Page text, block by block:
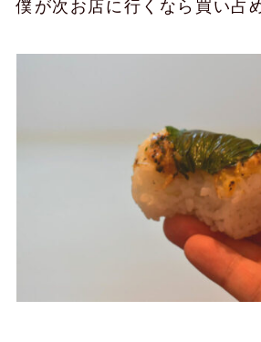
僕が次お店に行くなら買い占